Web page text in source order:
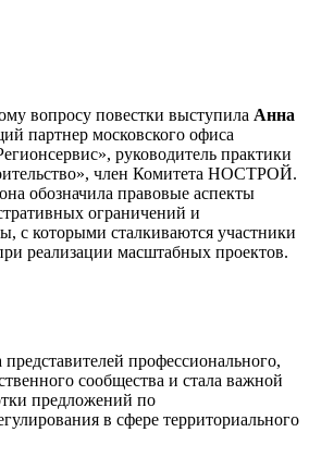
вопросу повестки выступила Анна
партнер московского офиса
руководитель практики
член Комитета НОСТРОЙ.
обозначила правовые аспекты
ограничений и
с которыми сталкиваются участники
реализации масштабных проектов.
профессионального,
сообщества и стала важной
предложений по
в сфере территориального